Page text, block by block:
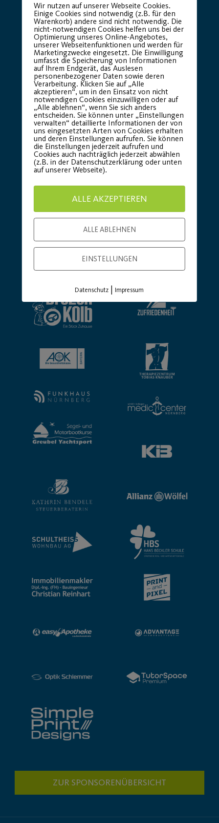
Premium Partner:
Basic Partner:
ZUR SPONSORENÜBERSICHT
Wir nutzen auf unserer Webseite Cookies.
Einige Cookies sind notwendig (z.B. für den
Warenkorb) andere sind nicht notwendig. Die
nicht-notwendigen Cookies helfen uns bei der
Optimierung unseres Online-Angebotes,
unserer Webseitenfunktionen und werden für
Marketingzwecke eingesetzt. Die Einwilligung
umfasst die Speicherung von Informationen
auf Ihrem Endgerät, das Auslesen
personenbezogener Daten sowie deren
Verarbeitung. Klicken Sie auf „Alle
akzeptieren“, um in den Einsatz von nicht
notwendigen Cookies einzuwilligen oder auf
„Alle ablehnen“, wenn Sie sich anders
entscheiden. Sie können unter „Einstellungen
verwalten“ detaillierte Informationen der von
uns eingesetzten Arten von Cookies erhalten
und deren Einstellungen aufrufen. Sie können
die Einstellungen jederzeit aufrufen und
Cookies auch nachträglich jederzeit abwählen
(z.B. in der Datenschutzerklärung oder unten
auf unserer Webseite).
ALLE AKZEPTIEREN
ALLE ABLEHNEN
EINSTELLUNGEN
Datenschutz |Impressum